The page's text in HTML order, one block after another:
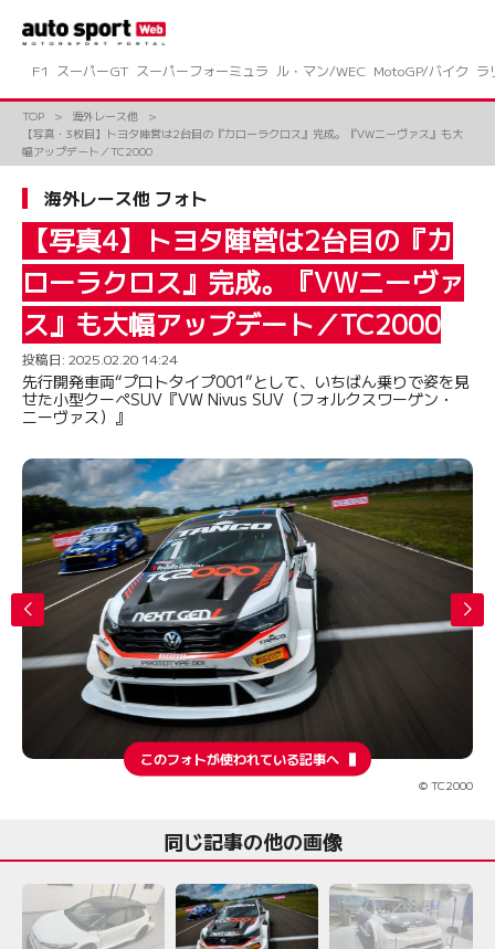
ツ
F1 スーパーGT スーパーフォーミュラ ル・マン/WEC MotoGP/バイク ラ
TOP
海外レース他
【写真・3枚目】トヨタ陣営は2台目の『カローラクロス』完成。『VWニーヴァス』も大
幅アップデート／TC2000
海外レース他 フォト
【写真4】トヨタ陣営は2台目の『カ
ローラクロス』完成。『VWニーヴァ
ス』も大幅アップデート／TC2000
投稿日: 2025.02.20 14:24
先行開発車両“プロトタイプ001”として、いちばん乗りで姿を見
せた小型クーペSUV『VW Nivus SUV（フォルクスワーゲン・
ニーヴァス）』
このフォトが使われている記事へ
© TC2000
同じ記事の他の画像